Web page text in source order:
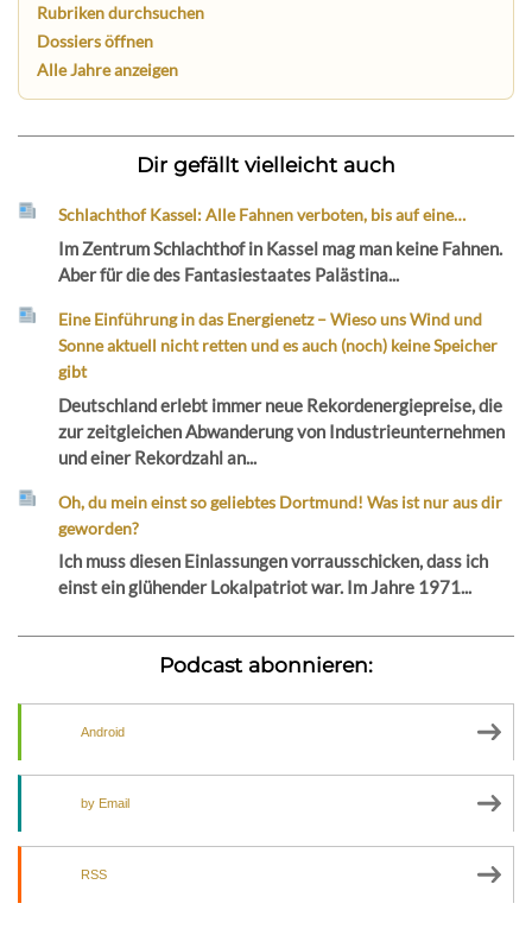
Rubriken durchsuchen
Dossiers öffnen
Alle Jahre anzeigen
Dir gefällt vielleicht auch
Schlachthof Kassel: Alle Fahnen verboten, bis auf eine…
Im Zentrum Schlachthof in Kassel mag man keine Fahnen.
Aber für die des Fantasiestaates Palästina...
Eine Einführung in das Energienetz – Wieso uns Wind und
Sonne aktuell nicht retten und es auch (noch) keine Speicher
gibt
Deutschland erlebt immer neue Rekordenergiepreise, die
zur zeitgleichen Abwanderung von Industrieunternehmen
und einer Rekordzahl an...
Oh, du mein einst so geliebtes Dortmund! Was ist nur aus dir
geworden?
Ich muss diesen Einlassungen vorrausschicken, dass ich
einst ein glühender Lokalpatriot war. Im Jahre 1971...
Podcast abonnieren:
Android
by Email
RSS